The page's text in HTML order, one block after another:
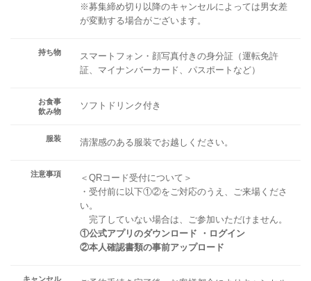
※募集締め切り以降のキャンセルによっては男女差
が変動する場合がございます。
持ち物
スマートフォン・顔写真付きの身分証（運転免許
証、マイナンバーカード、パスポートなど）
お食事
飲み物
ソフトドリンク付き
服装 清潔感のある服装でお越しください。
注意事項
＜QRコード受付について＞
・受付前に以下①②をご対応のうえ、ご来場くださ
い。
完了していない場合は、ご参加いただけません。
①公式アプリのダウンロード ・ログイン
②本人確認書類の事前アップロード
キャンセル